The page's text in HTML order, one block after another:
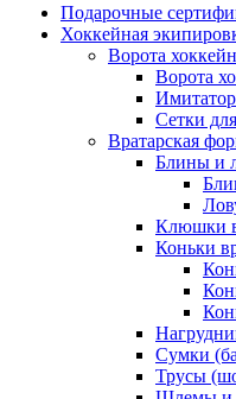
Подарочные
Хоккейная
Ворота
Ворота
Сетки
Вратарская
Блины и
Клюшки
Коньки
Сумки
Трусы